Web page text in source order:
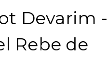
Devarim -
Rebe de